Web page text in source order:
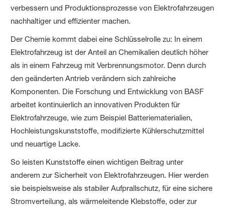
verbessern und Produktionsprozesse von Elektrofahrzeugen
nachhaltiger und effizienter machen.
Der Chemie kommt dabei eine Schlüsselrolle zu: In einem
Elektrofahrzeug ist der Anteil an Chemikalien deutlich höher
als in einem Fahrzeug mit Verbrennungsmotor. Denn durch
den geänderten Antrieb verändern sich zahlreiche
Komponenten. Die Forschung und Entwicklung von BASF
arbeitet kontinuierlich an innovativen Produkten für
Elektrofahrzeuge, wie zum Beispiel Batteriematerialien,
Hochleistungskunststoffe, modifizierte Kühlerschutzmittel
und neuartige Lacke.
So leisten Kunststoffe einen wichtigen Beitrag unter
anderem zur Sicherheit von Elektrofahrzeugen. Hier werden
sie beispielsweise als stabiler Aufprallschutz, für eine sichere
Stromverteilung, als wärmeleitende Klebstoffe, oder zur